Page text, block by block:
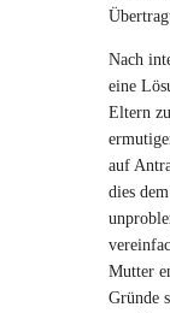
Nach
eine
Eltern
auf
dies
Mutter
Gründe